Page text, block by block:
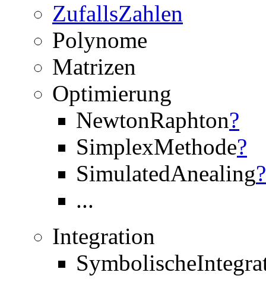
ZufallsZahlen
Polynome
Matrizen
Optimierung
NewtonRaphton?
SimplexMethode?
SimulatedAnealing?
...
Integration